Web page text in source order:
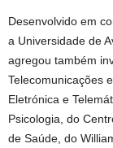
Desenvolvido em
a Universidade de
agregou também
Telecomunicações
Eletrónica e
Psicologia, do
de Saúde, do